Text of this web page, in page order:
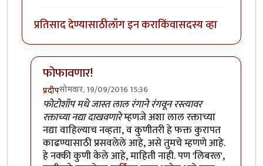
प्रतिसाद देण्यासाठीलॉग इन कराकिंवासदस्य व्हा
फोफावणार!
प्रदीपसोमवार, 19/09/2016 15:36
In reply toकुर्बानी आणि बळी देणे दोन्हीbyबाळ सप्रे
फोटोशॉप मधे जास्त लाल रंगाने रंगवून रस्त्यावर
रक्ताच्या नद्या दाखवणारेम्हणजे अशा लाल रक्ताच्या
नद्या वाहिल्याच नव्हता, व कुणीतरी हे फक्त कुरापत
काढण्यासाठी प्रसवलेले आहे, असे तुमचे म्हणणे आहे.
हे नक्की कुणी केले आहे, माहिती नाही. पण 'लिबरल',